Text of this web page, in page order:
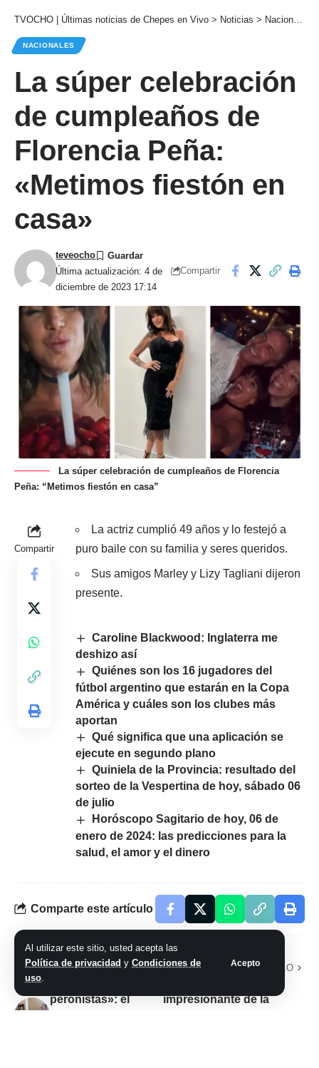
Al utilizar este sitio, usted acepta las
Política de privacidad y Condiciones de
uso.
Acepto
TVOCHO | Últimas noticias de Chepes en Vivo > Noticias > Nacionales
NACIONALES
La súper celebración
de cumpleaños de
Florencia Peña:
«Metimos fiestón en
casa»
Última actualización: 4 de
diciembre de 2023 17:14
teveocho
Compartir
La súper celebración de cumpleaños de Florencia
Peña: “Metimos fiestón en casa”
Compartir
La actriz cumplió 49 años y lo festejó a
puro baile con su familia y seres queridos.
Sus amigos Marley y Lizy Tagliani dijeron
presente.
Caroline Blackwood: Inglaterra me
deshizo así
Quiénes son los 16 jugadores del
fútbol argentino que estarán en la Copa
América y cuáles son los clubes más
aportan
Qué significa que una aplicación se
ejecute en segundo plano
Quiniela de la Provincia: resultado del
sorteo de la Vespertina de hoy, sábado 06
de julio
Horóscopo Sagitario de hoy, 06 de
enero de 2024: las predicciones para la
salud, el amor y el dinero
Comparte este artículo
ARTÍCULO PREVIO
peronistas»: el
SIGUIENTE ARTÍCULO
impresionante de la